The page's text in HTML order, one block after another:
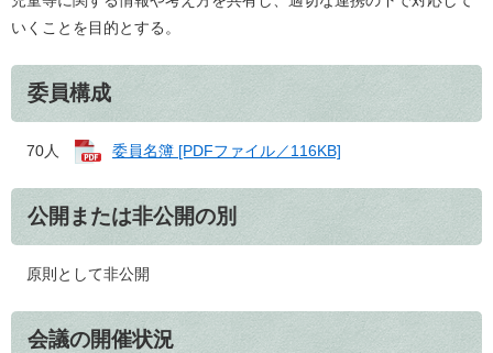
いくことを目的とする。
委員構成
70人 委員名簿 [PDFファイル／116KB]
公開または非公開の別
原則として非公開
会議の開催状況